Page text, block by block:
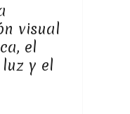
visual
el
y el